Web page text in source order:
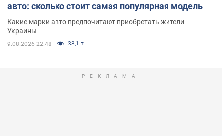
авто: сколько стоит самая популярная модель
Какие марки авто предпочитают приобретать жители
Украины
9.08.2026 22:48 38,1 т.